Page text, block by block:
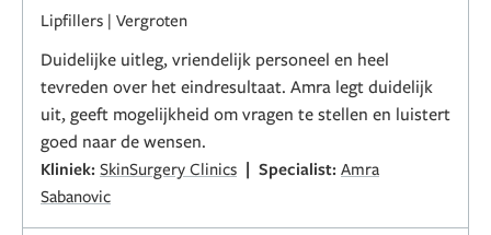
Lipfillers | Vergroten
Duidelijke uitleg, vriendelijk personeel en heel
tevreden over het eindresultaat. Amra legt duidelijk
uit, geeft mogelijkheid om vragen te stellen en luistert
goed naar de wensen.
Kliniek: SkinSurgery Clinics | Specialist: Amra
Sabanovic